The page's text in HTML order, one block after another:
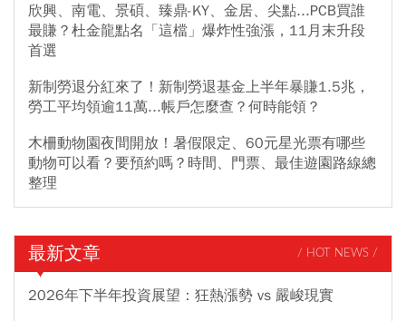
欣興、南電、景碩、臻鼎-KY、金居、尖點...PCB買誰
最賺？杜金龍點名「這檔」爆炸性強漲，11月末升段
首選
新制勞退分紅來了！新制勞退基金上半年暴賺1.5兆，
勞工平均領逾11萬...帳戶怎麼查？何時能領？
木柵動物園夜間開放！暑假限定、60元星光票有哪些
動物可以看？要預約嗎？時間、門票、最佳遊園路線總
整理
最新文章 / HOT NEWS /
2026年下半年投資展望：狂熱漲勢 vs 嚴峻現實